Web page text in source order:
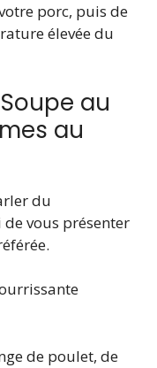
porc, puis de
élevée du
au
au
du
vous présenter
de poulet, de